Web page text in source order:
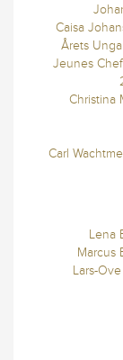
Caisa
Årets
Jeunes
Christina
Carl
Lena
Marcus
Lars-